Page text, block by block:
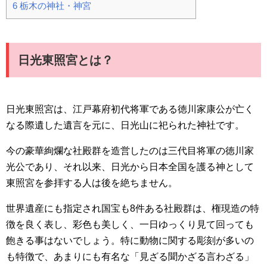
6 栃木の神社・神宮
日光東照宮とは？
日光東照宮は、江戸幕府初代将軍である徳川家康公が亡く
なる際遺した遺言を元に、日光山に祀られた神社です。
今の豪華絢爛な社殿群を造営したのは三代目将軍の徳川家
光公であり、それ以来、日光から日本全国を護る神として
東照宮を参拝する人は後を絶ちません。
世界遺産にも指定され国宝も8件ある社殿群は、権現造の特
徴を良く表し、彩色も美しく、一日ゆっくり見て回っても
飽きる事はないでしょう。特に動物に関する彫刻が多いの
も特徴で、あまりにも有名な「見ざる聞かざる言わざる」